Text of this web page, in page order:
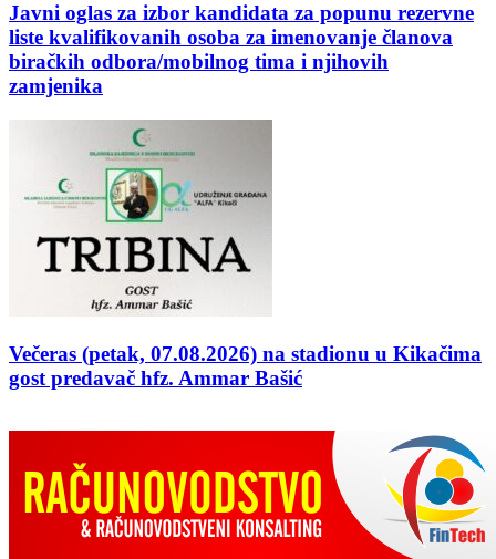
Javni oglas za izbor kandidata za popunu rezervne
liste kvalifikovanih osoba za imenovanje članova
biračkih odbora/mobilnog tima i njihovih
zamjenika
Večeras (petak, 07.08.2026) na stadionu u Kikačima
gost predavač hfz. Ammar Bašić